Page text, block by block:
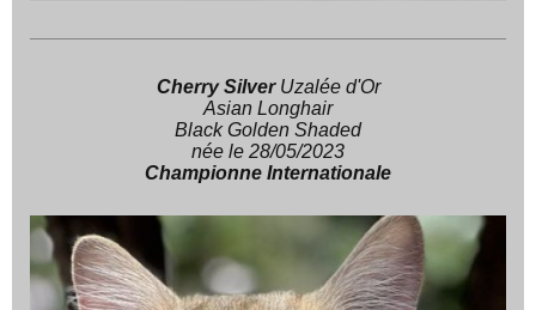
Cherry Silver Uzalée d'Or
Asian Longhair
Black Golden Shaded
née le 28/05/2023
Championne Internationale